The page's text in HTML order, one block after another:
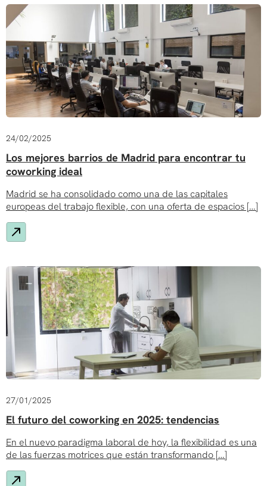
24/02/2025
Los mejores barrios de Madrid para encontrar tu
coworking ideal
Madrid se ha consolidado como una de las capitales
europeas del trabajo flexible, con una oferta de espacios […]
27/01/2025
El futuro del coworking en 2025: tendencias
En el nuevo paradigma laboral de hoy, la flexibilidad es una
de las fuerzas motrices que están transformando […]